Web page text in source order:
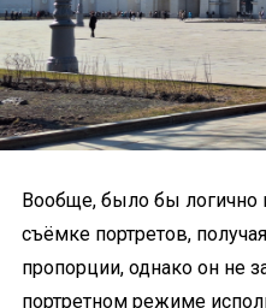
Вообще, было бы логично
съёмке портретов,
пропорции, однако он не
портретном режиме